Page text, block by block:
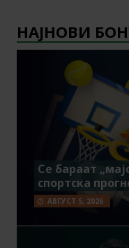
НАЈНОВИ
Се бараат
спортска
АВГУСТ 5, 2026